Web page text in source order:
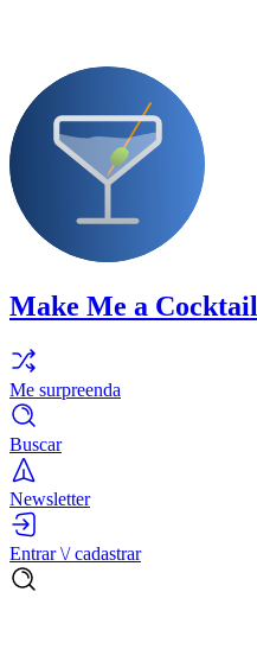
Make Me a Cocktail
Me surpreenda
Buscar
Newsletter
Entrar \/ cadastrar